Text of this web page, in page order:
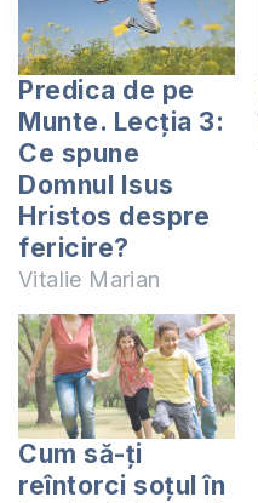
Predica de pe
Munte. Lecția 3:
Ce spune
Domnul Isus
Hristos despre
fericire?
Vitalie Marian
Cum să-ți
reîntorci soțul în